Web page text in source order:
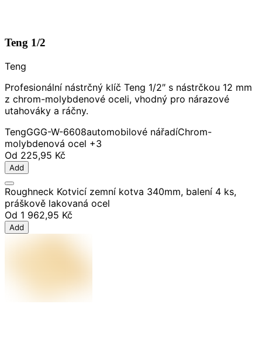
Teng 1/2
Teng
Profesionální nástrčný klíč Teng 1/2″ s nástrčkou 12 mm
z chrom-molybdenové oceli, vhodný pro nárazové
utahováky a ráčny.
TengGGG-W-6608automobilové nářadíChrom-
molybdenová ocel +3
Od 225,95 Kč
Add
Roughneck Kotvicí zemní kotva 340mm, balení 4 ks,
práškově lakovaná ocel
Od 1 962,95 Kč
Add